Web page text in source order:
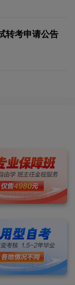
转考申请公告